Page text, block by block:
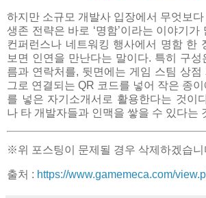
하지만 소규모 개발사 입장에서 무엇보다
생존 전략은 바로 ‘명함’이라는 이야기
컨퍼런스나 네트워킹 행사에서 명함 한
보면 인연을 만난다는 말이다. 특히 구성
름과 연락처를, 뒷면에는 게임 스팀 상점
그로 연결되는 QR 코드를 넣어 작은 종
를 넣은 자기소개서로 활용한다는 것이
나 타 개발자들과 인맥을 쌓을 수 있다는
※위 포스팅이 문제될 경우 삭제하겠습니
출처 : https://www.gamemeca.com/